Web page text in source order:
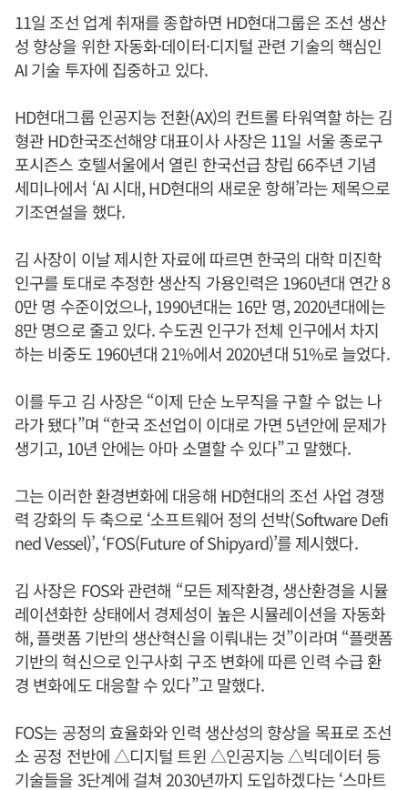
11일 조선 업계 취재를 종합하면 HD현대그룹은 조선 생산
성 향상을 위한 자동화·데이터·디지털 관련 기술의 핵심인
AI 기술 투자에 집중하고 있다.
HD현대그룹 인공지능 전환(AX)의 컨트롤 타워역할 하는 김
형관 HD한국조선해양 대표이사 사장은 11일 서울 종로구
포시즌스 호텔서울에서 열린 한국선급 창립 66주년 기념
세미나에서 ‘AI 시대, HD현대의 새로운 항해’라는 제목으로
기조연설을 했다.
김 사장이 이날 제시한 자료에 따르면 한국의 대학 미진학
인구를 토대로 추정한 생산직 가용인력은 1960년대 연간 8
0만 명 수준이었으나, 1990년대는 16만 명, 2020년대에는
8만 명으로 줄고 있다. 수도권 인구가 전체 인구에서 차지
하는 비중도 1960년대 21%에서 2020년대 51%로 늘었다.
이를 두고 김 사장은 “이제 단순 노무직을 구할 수 없는 나
라가 됐다”며 “한국 조선업이 이대로 가면 5년안에 문제가
생기고, 10년 안에는 아마 소멸할 수 있다”고 말했다.
그는 이러한 환경변화에 대응해 HD현대의 조선 사업 경쟁
력 강화의 두 축으로 ‘소프트웨어 정의 선박(Software Defi
ned Vessel)’, ‘FOS(Future of Shipyard)’를 제시했다.
김 사장은 FOS와 관련해 “모든 제작환경, 생산환경을 시뮬
레이션화한 상태에서 경제성이 높은 시뮬레이션을 자동화
해, 플랫폼 기반의 생산혁신을 이뤄내는 것”이라며 “플랫폼
기반의 혁신으로 인구사회 구조 변화에 따른 인력 수급 환
경 변화에도 대응할 수 있다”고 말했다.
FOS는 공정의 효율화와 인력 생산성의 향상을 목표로 조선
소 공정 전반에 △디지털 트윈 △인공지능 △빅데이터 등
기술들을 3단계에 걸쳐 2030년까지 도입하겠다는 ‘스마트